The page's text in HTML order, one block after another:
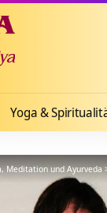
Yoga &
Meditation und Ayurveda